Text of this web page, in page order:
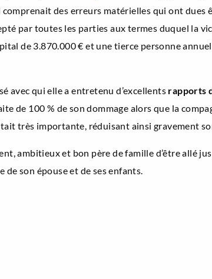
des erreurs matérielles qui ont dues
par toutes les parties aux termes duquel la
de 3.870.000 € et une tierce personne
avec qui elle a entretenu d’excellents rapports
de 100 % de son dommage alors que la
très importante, réduisant ainsi gravement
ambitieux et bon père de famille d’être allé
son épouse et de ses enfants.